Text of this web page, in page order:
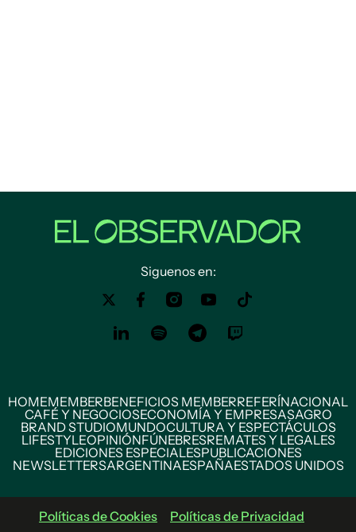
Siguenos en:
HOMEMEMBERBENEFICIOS MEMBERREFERÍNACIONAL
CAFÉ Y NEGOCIOSECONOMÍA Y EMPRESASAGRO
BRAND STUDIOMUNDOCULTURA Y ESPECTÁCULOS
LIFESTYLEOPINIÓNFÚNEBRESREMATES Y LEGALES
EDICIONES ESPECIALESPUBLICACIONES
NEWSLETTERSARGENTINAESPAÑAESTADOS UNIDOS
Políticas de Cookies Políticas de Privacidad